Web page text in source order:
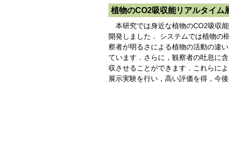
植物のCO2吸収能リアルタイム
本研究では身近な植物のCO2吸収
開発しました． システムでは植物の
察者が明るさによる植物の活動の違
ています．さらに，観察者の吐息に
収させることができます．これらに
展示実験を行い，高い評価を得，今